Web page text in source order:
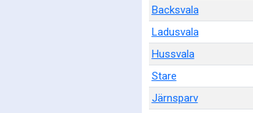
Backsvala
Ladusvala
Hussvala
Stare
Järnsparv